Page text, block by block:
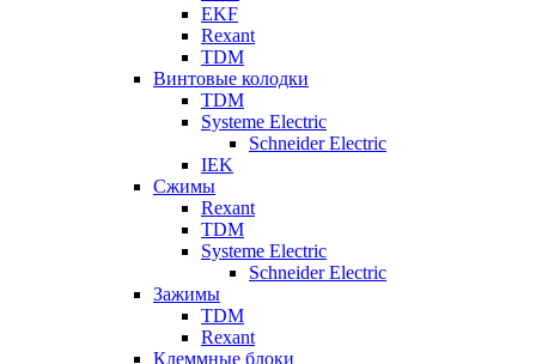
EKF
Rexant
TDM
Винтовые колодки
TDM
Systeme Electric
Schneider Electric
IEK
Сжимы
Rexant
TDM
Systeme Electric
Schneider Electric
Зажимы
TDM
Rexant
Клеммные блоки